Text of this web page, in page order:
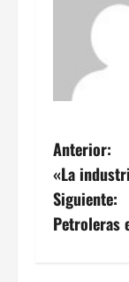
N
a
v
Anterior:
«La
Siguiente:
Petroleras